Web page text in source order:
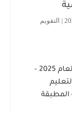
في الإمارات 2026 – 2027 | التقويم
الخطة الدراسية للعام 2025 -